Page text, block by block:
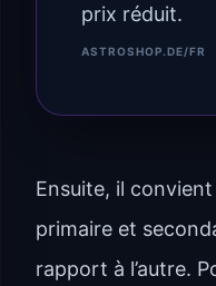
prix réduit.
ASTROSHOP.DE/FR
Ensuite, il
primaire et
rapport à l’autre.